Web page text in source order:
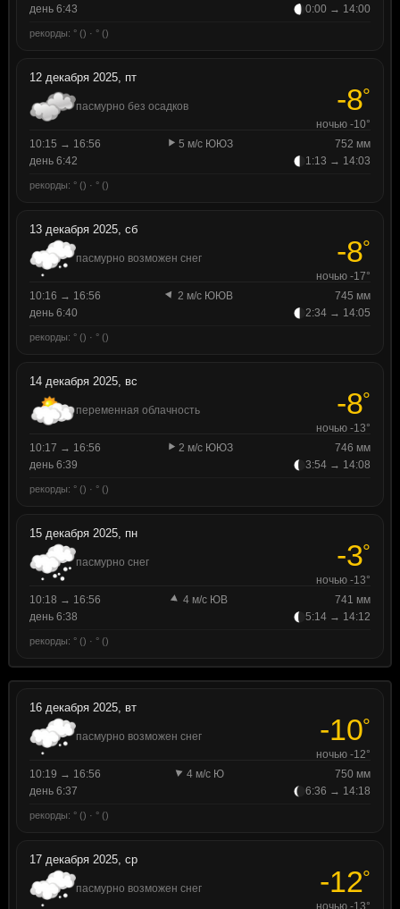
день 6:43
0:00 → 14:00
рекорды: ° () · ° ()
12 декабря 2025, пт
пасмурно без осадков -8°
ночью -10°
10:15 → 16:56
5 м/с ЮЮЗ
752 мм
день 6:42
1:13 → 14:03
рекорды: ° () · ° ()
13 декабря 2025, сб
пасмурно возможен снег -8°
ночью -17°
10:16 → 16:56
2 м/с ЮЮВ
745 мм
день 6:40
2:34 → 14:05
рекорды: ° () · ° ()
14 декабря 2025, вс
переменная облачность -8°
ночью -13°
10:17 → 16:56
2 м/с ЮЮЗ
746 мм
день 6:39
3:54 → 14:08
рекорды: ° () · ° ()
15 декабря 2025, пн
пасмурно снег -3°
ночью -13°
10:18 → 16:56
4 м/с ЮВ
741 мм
день 6:38
5:14 → 14:12
рекорды: ° () · ° ()
16 декабря 2025, вт
пасмурно возможен снег -10°
ночью -12°
10:19 → 16:56
4 м/с Ю
750 мм
день 6:37
6:36 → 14:18
рекорды: ° () · ° ()
17 декабря 2025, ср
пасмурно возможен снег -12°